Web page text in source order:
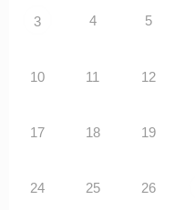
3 4 5
10 11 12
17 18 19
24 25 26